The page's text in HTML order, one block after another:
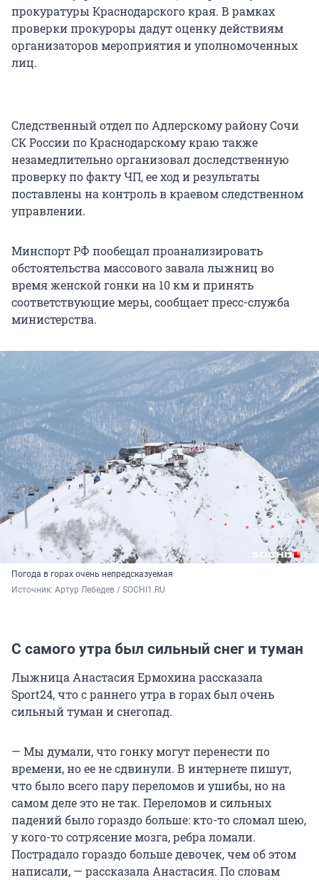
прокуратуры Краснодарского края. В рамках
проверки прокуроры дадут оценку действиям
организаторов мероприятия и уполномоченных
лиц.
Следственный отдел по Адлерскому району Сочи
СК России по Краснодарскому краю также
незамедлительно организовал доследственную
проверку по факту ЧП, ее ход и результаты
поставлены на контроль в краевом следственном
управлении.
Минспорт РФ пообещал проанализировать
обстоятельства массового завала лыжниц во
время женской гонки на 10 км и принять
соответствующие меры, сообщает пресс-служба
министерства.
Погода в горах очень непредсказуемая
Источник: Артур Лебедев / SOCHI1.RU
С самого утра был сильный снег и туман
Лыжница Анастасия Ермохина рассказала
Sport24, что с раннего утра в горах был очень
сильный туман и снегопад.
— Мы думали, что гонку могут перенести по
времени, но ее не сдвинули. В интернете пишут,
что было всего пару переломов и ушибы, но на
самом деле это не так. Переломов и сильных
падений было гораздо больше: кто-то сломал шею,
у кого-то сотрясение мозга, ребра ломали.
Пострадало гораздо больше девочек, чем об этом
написали, — рассказала Анастасия. По словам